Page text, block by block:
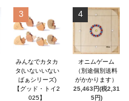
3
みんなでカタカ
タ(いないいない
ばぁシリーズ)
【グッド・トイ2
025】
4
オニムゲーム
（別途個別送料
がかかります）
25,463円(税2,31
5円)